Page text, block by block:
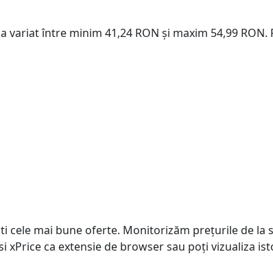
între minim 41,24 RON și maxim 54,99 RON.
cele mai bune oferte. Monitorizăm prețurile de la
ca extensie de browser sau poți vizualiza